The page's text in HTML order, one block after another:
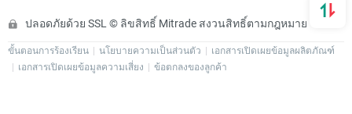
ปลอดภัยด้วย SSL © ลิขสิทธิ์ Mitrade สงวนสิทธิ์ตามกฎหมาย
ขั้นตอนการร้องเรียน นโยบายความเป็นส่วนตัว
เอกสารเปิดเผยข้อมูลผลิตภัณฑ์
เอกสารเปิดเผยข้อมูลความเสี่ยง
ข้อตกลงของลูกค้า